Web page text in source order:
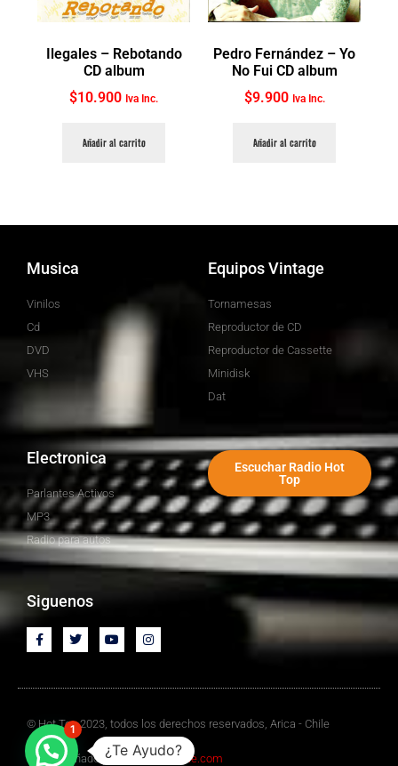
Ilegales ‎– Rebotando
CD album
$10.900 Iva Inc.
Añadir al carrito
Pedro Fernández ‎– Yo
No Fui CD album
$9.900 Iva Inc.
Añadir al carrito
Musica
Vinilos
Cd
DVD
VHS
Equipos Vintage
Tornamesas
Reproductor de CD
Reproductor de Cassette
Minidisk
Dat
Electronica
Parlantes Activos
MP3
Radio para autos
Escuchar Radio Hot
Top
Siguenos
© Hot Top 2023, todos los derechos reservados, Arica - Chile
Sitio Diseñado por Mediawebchile.com
¿Te Ayudo?
1